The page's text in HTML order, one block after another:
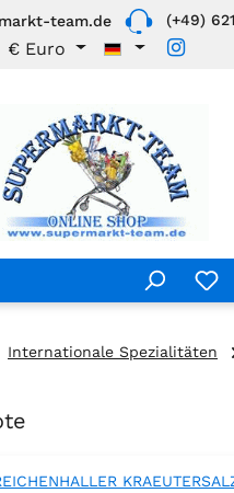
team.de (+49)
€ Euro
Internationale Spezialitäten
überspringen